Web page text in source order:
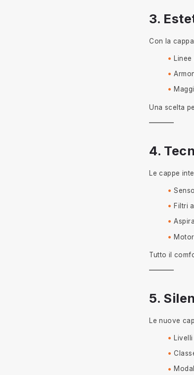
3.
Con la
Linee
Una scelta
4.
Le cappe
Filtri
Tutto il
5.
Le nuove